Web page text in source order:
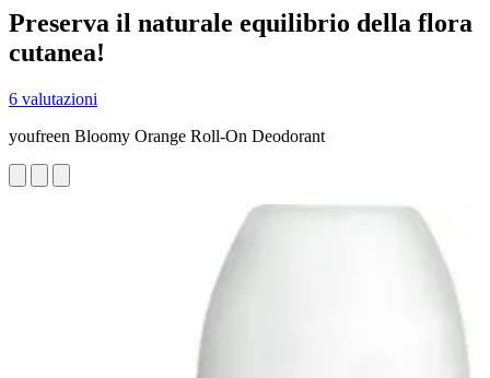
Preserva il naturale equilibrio della flora
cutanea!
6 valutazioni
youfreen Bloomy Orange Roll-On Deodorant